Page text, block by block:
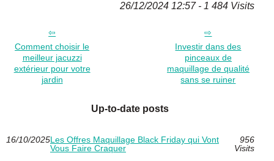
26/12/2024 12:57 - 1 484 Visits
Comment choisir le
meilleur jacuzzi
extérieur pour votre
jardin
Investir dans des
pinceaux de
maquillage de qualité
sans se ruiner
Up-to-date posts
16/10/2025Les Offres Maquillage Black Friday qui Vont
Vous Faire Craquer
956
Visits